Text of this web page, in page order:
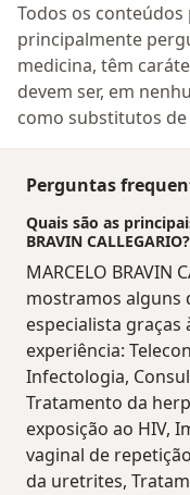
Todos os
principalmente
medicina, têm
devem ser, em
como substitutos
Perguntas
Quais são as
BRAVIN CALLEGARIO?
MARCELO BRAVIN
mostramos alguns
especialista graças
experiência:
Infectologia,
Tratamento da
exposição ao HIV,
vaginal de
da uretrites,